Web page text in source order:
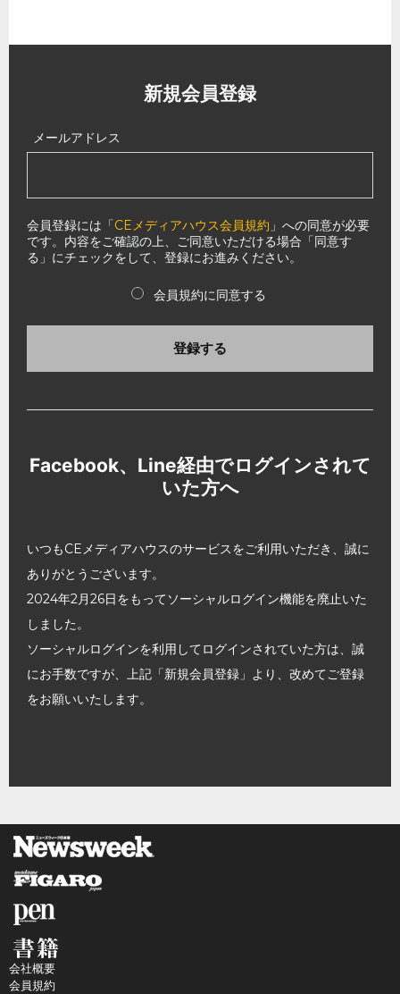
新規会員登録
メールアドレス
会員登録には「CEメディアハウス会員規約 」への同意が必要
です。内容をご確認の上、ご同意いただける場合「同意す
る」にチェックをして、登録にお進みください。
会員規約に同意する
登録する
Facebook、Line経由でログインされて
いた方へ
いつもCEメディアハウスのサービスをご利用いただき、誠に
ありがとうございます。
2024年2月26日をもってソーシャルログイン機能を廃止いた
しました。
ソーシャルログインを利用してログインされていた方は、誠
にお手数ですが、上記「新規会員登録」より、改めてご登録
をお願いいたします。
会社概要
会員規約